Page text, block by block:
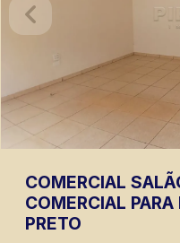
COMERCIAL
COMERCIAL
PRETO